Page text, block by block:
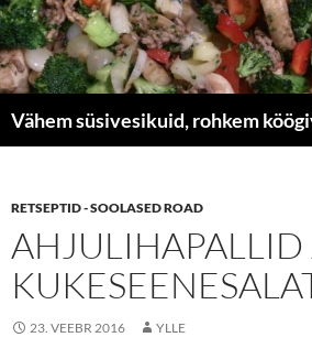
Liigu
sisu
juurde
Vähem süsivesikuid, rohkem
RETSEPTID - SOOLASED ROAD
AHJULIHAPALLID
23. VEEBR 2016 YLLE